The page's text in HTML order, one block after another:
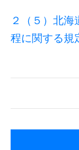
２（５）北
程に関する規